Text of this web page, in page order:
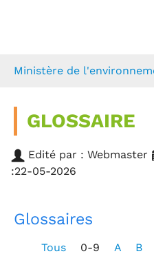
Ministère de
GLOSSAIRE
Edité par : Webmaster
:22-05-2026
Glossaires
Tous 0-9 A B